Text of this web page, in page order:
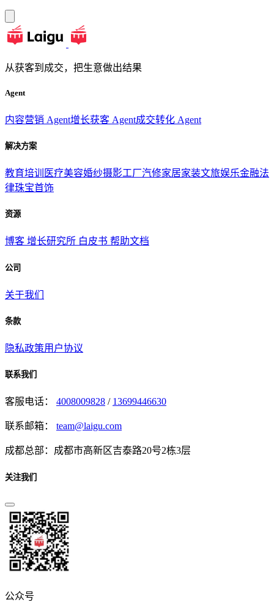
从获客到成交，把生意做出结果
Agent
内容营销 Agent增长获客 Agent成交转化 Agent
解决方案
教育培训 医疗美容婚纱摄影工厂汽修家居家装文旅娱乐金融法
律珠宝首饰
资源
博客 增长研究所 白皮书 帮助文档
公司
关于我们
条款
隐私政策用户协议
联系我们
客服电话： 4008009828 / 13699446630
联系邮箱： team@laigu.com
成都总部：成都市高新区吉泰路20号2栋3层
关注我们
公众号